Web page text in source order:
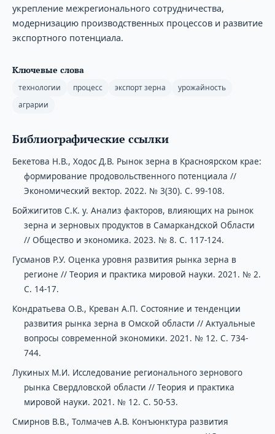
укрепление межрегионального сотрудничества,
модернизацию производственных процессов и развитие
экспортного потенциала.
Ключевые слова
технологии процесс экспорт зерна
урожайность
аграрии
Библиографические ссылки
Бекетова Н.В., Ходос Д.В. Рынок зерна в Красноярском крае:
формирование продовольственного потенциала //
Экономический вектор. 2022. № 3(30). С. 99-108.
Бойжигитов С.К. у. Анализ факторов, влияющих на рынок
зерна и зерновых продуктов в Самаркандской Области
// Общество и экономика. 2023. № 8. С. 117-124.
Гусманов Р.У. Оценка уровня развития рынка зерна в
регионе // Теория и практика мировой науки. 2021. № 2.
С. 14-17.
Кондратьева О.В., Креван А.П. Состояние и тенденции
развития рынка зерна в Омской области // Актуальные
вопросы современной экономики. 2021. № 12. С. 734-
744.
Лукиных М.И. Исследование регионального зернового
рынка Свердловской области // Теория и практика
мировой науки. 2021. № 12. С. 50-53.
Смирнов В.В., Толмачев А.В. Конъюнктура развития